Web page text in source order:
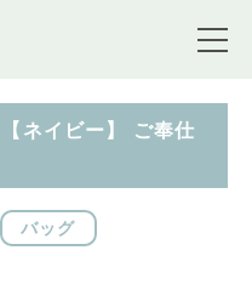
ネイビー】 ご奉仕
バッグ